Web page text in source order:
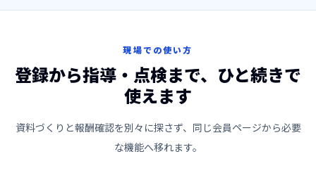
現場での使い方
登録から指導・点検まで、ひと続きで
使えます
資料づくりと報酬確認を別々に探さず、同じ会員ページから必要
な機能へ移れます。